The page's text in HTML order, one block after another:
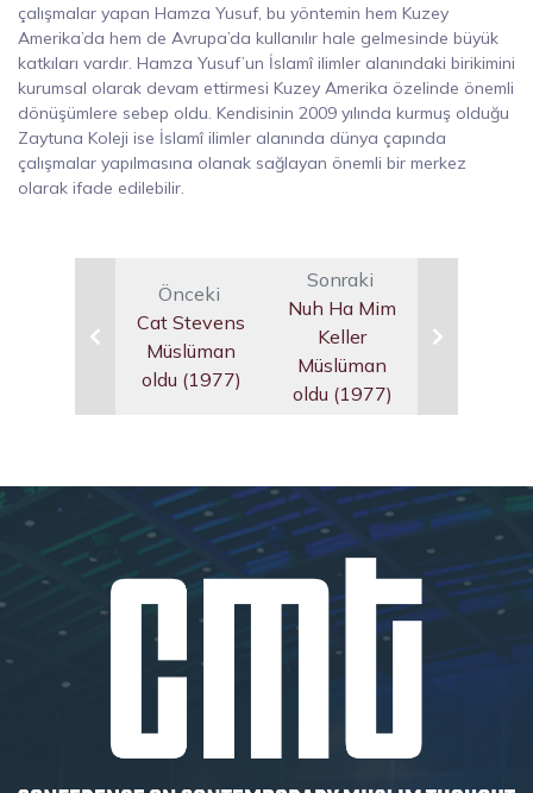
çalışmalar yapan Hamza Yusuf, bu yöntemin hem Kuzey
Amerika’da hem de Avrupa’da kullanılır hale gelmesinde büyük
katkıları vardır. Hamza Yusuf’un İslamî ilimler alanındaki birikimini
kurumsal olarak devam ettirmesi Kuzey Amerika özelinde önemli
dönüşümlere sebep oldu. Kendisinin 2009 yılında kurmuş olduğu
Zaytuna Koleji ise İslamî ilimler alanında dünya çapında
çalışmalar yapılmasına olanak sağlayan önemli bir merkez
olarak ifade edilebilir.
Önceki
Cat Stevens
Müslüman
oldu (1977)
Sonraki
Nuh Ha Mim
Keller
Müslüman
oldu (1977)